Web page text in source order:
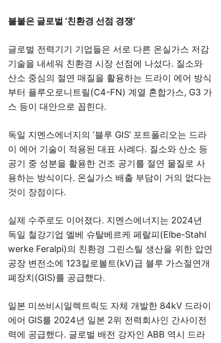
불붙은 글로벌 ‘친환경 선점 경쟁’
글로벌 전력기기 기업들은 서로 다른 온실가스 저감
기술을 내세워 친환경 시장 선점에 나섰다. 질소와
산소 중심의 절연 매질을 활용하는 드라이 에어 방식
부터 플루오로니트릴(C4-FN) 계열 혼합가스, G3 가
스 등이 대안으로 꼽힌다.
독일 지멘스에너지의 ‘블루 GIS’ 포트폴리오는 드라
이 에어 기술이 적용된 대표 사례다. 질소와 산소 등
공기 중 성분을 활용한 건조 공기를 절연 물질로 사
용하는 방식이다. 온실가스 배출 부담이 거의 없다는
것이 장점이다.
실제 수주로도 이어졌다. 지멘스에너지는 2024년
독일 철강기업 엘베 슈탈베르케 페랄피(Elbe-Stahl
werke Feralpi)의 친환경 그린스틸 생산을 위한 압연
공장 변전소에 123킬로볼트(kV)급 블루 가스절연개
폐장치(GIS)를 공급했다.
일본 미쓰비시일렉트릭도 자체 개발한 84kV 드라이
에어 GIS를 2024년 일본 2위 전력회사인 간사이전
력에 공급했다. 글로벌 배전 강자인 ABB 역시 드라